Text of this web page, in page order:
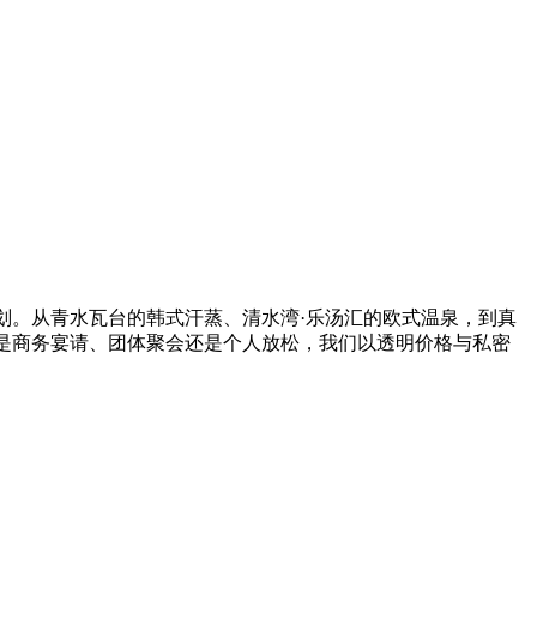
从青水瓦台的韩式汗蒸、清水湾·乐汤汇的欧式温泉，到真
务宴请、团体聚会还是个人放松，我们以透明价格与私密